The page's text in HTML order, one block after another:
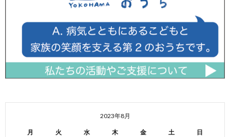
2023年8月
月 火 水 木 金 土 日